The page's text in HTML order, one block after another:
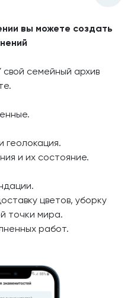
вы можете создать
свой семейный архив
геолокация.
и их состояние.
цветов, уборку
точки мира.
работ.